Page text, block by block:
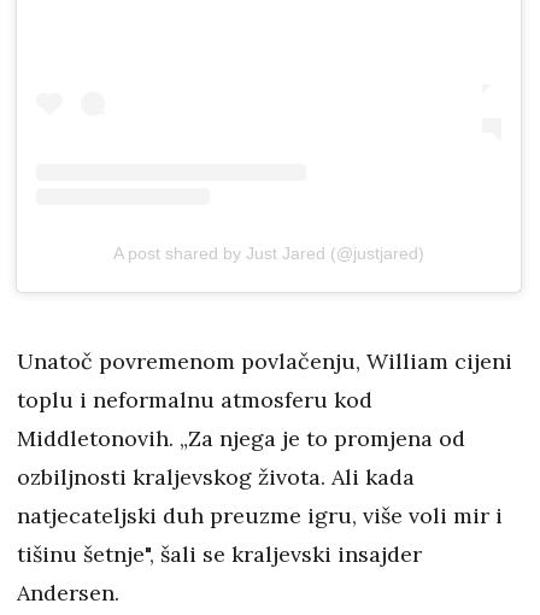
A post shared by Just Jared (@justjared)
Unatoč povremenom povlačenju, William cijeni
toplu i neformalnu atmosferu kod
Middletonovih. „Za njega je to promjena od
ozbiljnosti kraljevskog života. Ali kada
natjecateljski duh preuzme igru, više voli mir i
tišinu šetnje", šali se kraljevski insajder
Andersen.